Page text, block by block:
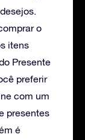
o
itens
Presente
preferir
com um
presentes
é